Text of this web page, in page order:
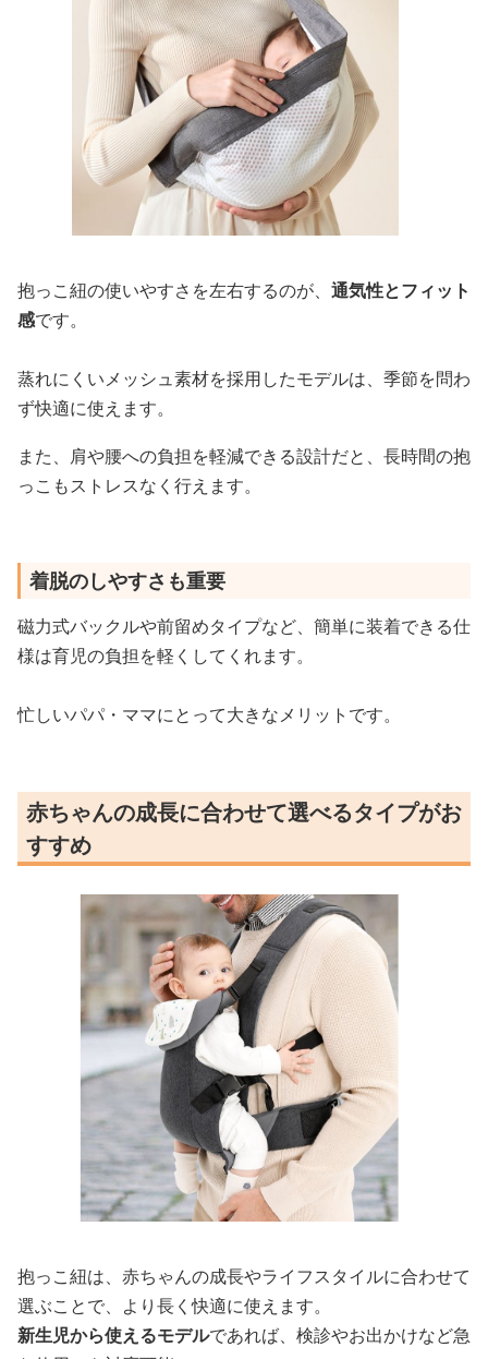
抱っこ紐の使いやすさを左右するのが、 通気性とフィット
感です。
蒸れにくいメッシュ素材を採用したモデルは、季節を問わ
ず快適に使えます。
また、肩や腰への負担を軽減できる設計だと、長時間の抱
っこもストレスなく行えます。
着脱のしやすさも重要
磁力式バックルや前留めタイプなど、簡単に装着できる仕
様は育児の負担を軽くしてくれます。
忙しいパパ・ママにとって大きなメリットです。
赤ちゃんの成長に合わせて選べるタイプがお
すすめ
抱っこ紐は、赤ちゃんの成長やライフスタイルに合わせて
選ぶことで、より長く快適に使えます。
新生児から使えるモデルであれば、検診やお出かけなど急